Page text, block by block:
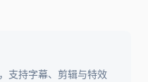
支持字幕、剪辑与特效